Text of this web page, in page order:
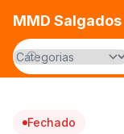
MMD Salgados
Fechado